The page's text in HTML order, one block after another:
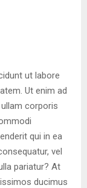
ut labore
Ut enim ad
corporis
qui in ea
vel
pariatur? At
ducimus